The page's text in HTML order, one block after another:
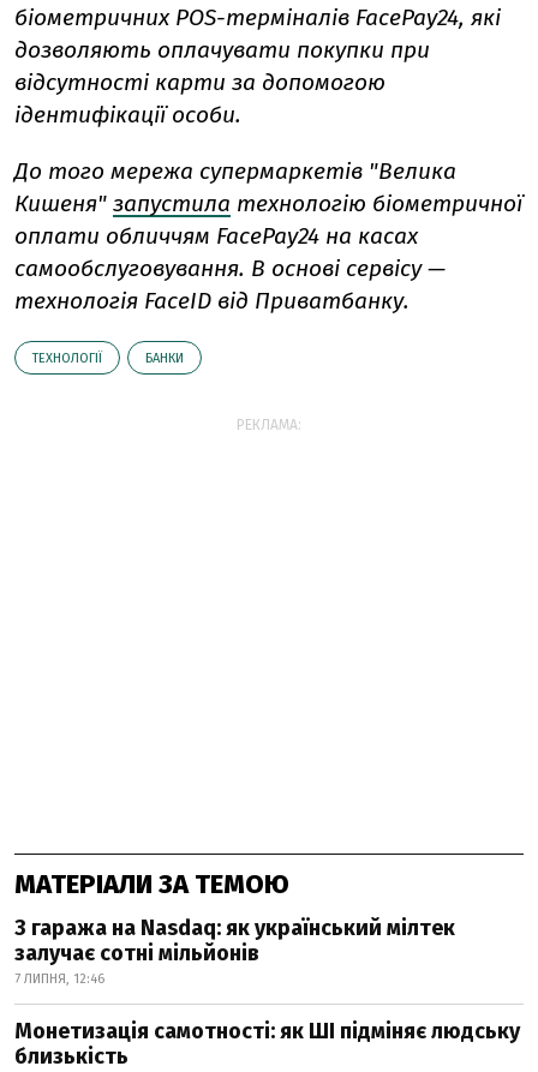
біометричних POS-терміналів FacePay24, які
дозволяють оплачувати покупки при
відсутності карти за допомогою
ідентифікації особи.
До того мережа супермаркетів "Велика
Кишеня" запустила технологію біометричної
оплати обличчям FacePay24 на касах
самообслуговування. В основі сервісу —
технологія FaceID від Приватбанку.
ТЕХНОЛОГІЇ БАНКИ
РЕКЛАМА:
МАТЕРІАЛИ ЗА ТЕМОЮ
З гаража на Nasdaq: як український мілтек
залучає сотні мільйонів
7 ЛИПНЯ, 12:46
Монетизація самотності: як ШІ підміняє людську
близькість